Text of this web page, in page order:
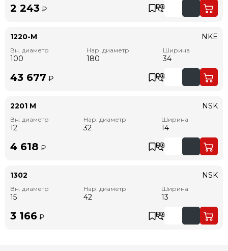
2 243 ₽
1220-M
Вн. диаметр
100
Нар. диаметр
180
Ширина
34
NKE
43 677 ₽
2201 M
Вн. диаметр
12
Нар. диаметр
32
Ширина
14
NSK
4 618 ₽
1302
Вн. диаметр
15
Нар. диаметр
42
Ширина
13
NSK
3 166 ₽